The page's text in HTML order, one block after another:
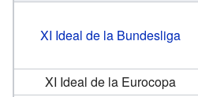
XI Ideal de la Bundesliga
XI Ideal de la Eurocopa